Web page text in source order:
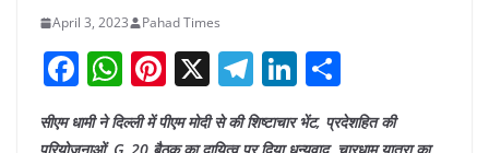
April 3, 2023 Pahad Times
F
a
c
W
h
at
Pi
nt
er
X T
el
e
Li
n
k
h
ar
सीएम धामी ने दिल्ली में पीएम मोदी से की शिष्टाचार भेंट, प्रदेशहित की